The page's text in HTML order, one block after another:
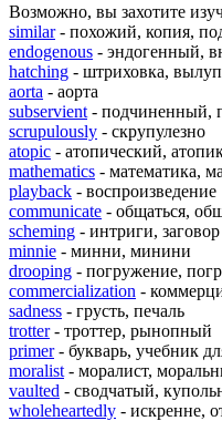
Возможно, вы захотите
similar- похожий, копия,
endogenous - эндогенный,
hatching - штриховка,
aorta - аорта
subservient - подчиненный,
scrupulously - скрупулезно
atopic - атопический,
mathematics - математика,
playback - воспроизведение
communicate - общаться,
scheming - интриги, заговор
minnie - минни, минини
drooping - погружение,
commercialization -
sadness - грусть, печаль
trotter- троттер, рынопный
primer- букварь, учебник
moralist - моралист,
vaulted - сводчатый,
wholeheartedly - искренне,